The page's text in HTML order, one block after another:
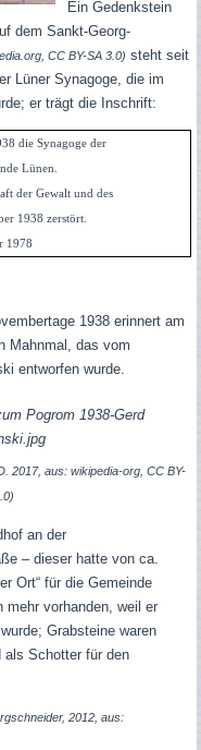
Ein Gedenkstein
dem Sankt-Georg-
CC BY-SA 3.0) steht seit
Lüner Synagoge, die im
er trägt die Inschrift:
die Synagoge der
Lünen.
der Gewalt und des
1938 zerstört.
1978
1938 erinnert am
Mahnmal, das vom
entworfen wurde.
2017, aus: wikipedia-org, CC BY-
an der
– dieser hatte von ca.
Ort“ für die Gemeinde
vorhanden, weil er
Grabsteine waren
als Schotter für den
2012, aus: